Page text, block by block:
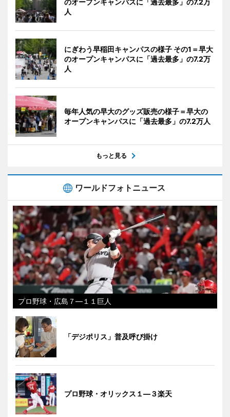
人
にぎわう早稲田キャンパスの様子 その1＝早大
のオープンキャンパスに「過去最多」の7.2万
人
毎年人気の早大のグッズ販売の様子＝早大の
オープンキャンパスに「過去最多」の7.2万人
もっと見る
ワールドフォトニュース
プロ野球・広島７―１１巨人
「デジポリス」普及呼び掛け
プロ野球・オリックス１―３楽天